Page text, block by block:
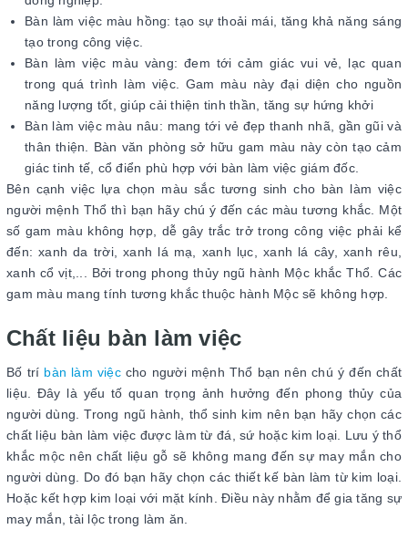
Bàn làm việc màu hồng: tạo sự thoải mái, tăng khả năng sáng
tạo trong công việc.
Bàn làm việc màu vàng: đem tới cảm giác vui vẻ, lạc quan
trong quá trình làm việc. Gam màu này đại diện cho nguồn
năng lượng tốt, giúp cải thiện tinh thần, tăng sự hứng khởi
Bàn làm việc màu nâu: mang tới vẻ đẹp thanh nhã, gần gũi và
thân thiện. Bàn văn phòng sở hữu gam màu này còn tạo cảm
giác tinh tế, cổ điển phù hợp với bàn làm việc giám đốc.
Bên cạnh việc lựa chọn màu sắc tương sinh cho bàn làm việc
người mệnh Thổ thì bạn hãy chú ý đến các màu tương khắc. Một
số gam màu không hợp, dễ gây trắc trở trong công việc phải kể
đến: xanh da trời, xanh lá mạ, xanh lục, xanh lá cây, xanh rêu,
xanh cổ vịt,... Bởi trong phong thủy ngũ hành Mộc khắc Thổ. Các
gam màu mang tính tương khắc thuộc hành Mộc sẽ không hợp.
Chất liệu bàn làm việc
Bố trí bàn làm việccho người mệnh Thổ bạn nên chú ý đến chất
liệu. Đây là yếu tố quan trọng ảnh hưởng đến phong thủy của
người dùng. Trong ngũ hành, thổ sinh kim nên bạn hãy chọn các
chất liệu bàn làm việc được làm từ đá, sứ hoặc kim loại. Lưu ý thổ
khắc mộc nên chất liệu gỗ sẽ không mang đến sự may mắn cho
người dùng. Do đó bạn hãy chọn các thiết kế bàn làm từ kim loại.
Hoặc kết hợp kim loại với mặt kính. Điều này nhằm để gia tăng sự
may mắn, tài lộc trong làm ăn.